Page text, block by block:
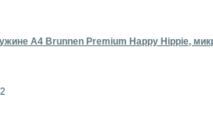
А4 Brunnen Premium Happy Hippie,